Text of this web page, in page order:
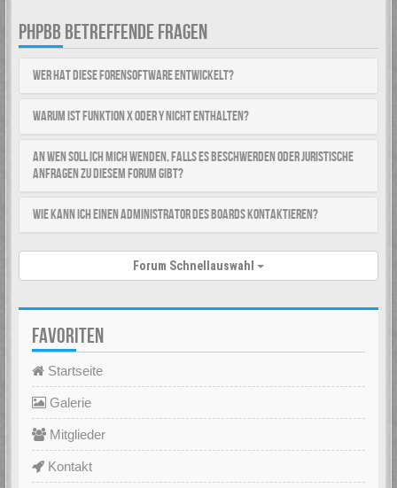
PHPBB BETREFFENDE FRAGEN
Wer hat diese Forensoftware entwickelt?
Warum ist Funktion x oder y nicht enthalten?
An wen soll ich mich wenden, falls es Beschwerden oder juristische
Anfragen zu diesem Forum gibt?
Wie kann ich einen Administrator des Boards kontaktieren?
Forum Schnellauswahl
FAVORITEN
Startseite
Galerie
Mitglieder
Kontakt